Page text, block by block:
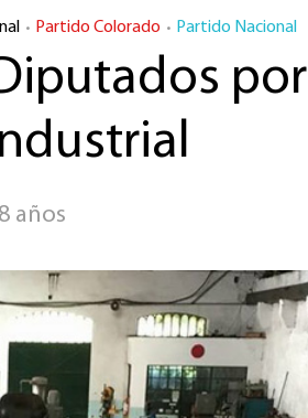
• Partido Colorado • Partido Nacional
por
años